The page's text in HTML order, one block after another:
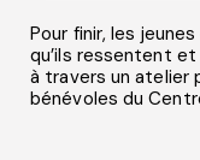
Pour finir, les
qu’ils ressentent
à travers un atelier
bénévoles du